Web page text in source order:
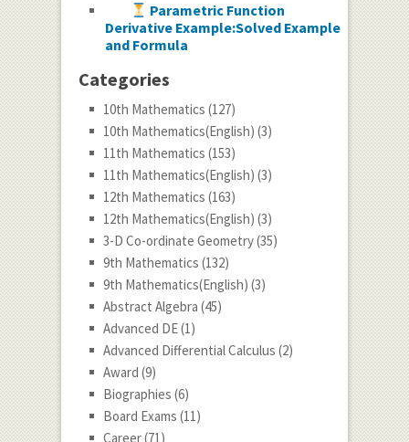
Parametric Function
Derivative Example:Solved Example
and Formula
Categories
10th Mathematics (127)
10th Mathematics(English) (3)
11th Mathematics (153)
11th Mathematics(English) (3)
12th Mathematics (163)
12th Mathematics(English) (3)
3-D Co-ordinate Geometry(35)
9th Mathematics (132)
9th Mathematics(English) (3)
Abstract Algebra (45)
Advanced DE(1)
Advanced Differential Calculus (2)
Award (9)
Biographies (6)
Board Exams (11)
Career(71)